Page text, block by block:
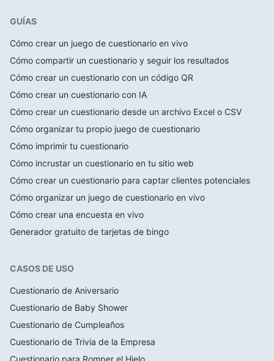
GUÍAS
Cómo crear un juego de cuestionario en vivo
Cómo compartir un cuestionario y seguir los resultados
Cómo crear un cuestionario con un código QR
Cómo crear un cuestionario con IA
Cómo crear un cuestionario desde un archivo Excel o CSV
Cómo organizar tu propio juego de cuestionario
Cómo imprimir tu cuestionario
Cómo incrustar un cuestionario en tu sitio web
Cómo crear un cuestionario para captar clientes potenciales
Cómo organizar un juego de cuestionario en vivo
Cómo crear una encuesta en vivo
Generador gratuito de tarjetas de bingo
CASOS DE USO
Cuestionario de Aniversario
Cuestionario de Baby Shower
Cuestionario de Cumpleaños
Cuestionario de Trivia de la Empresa
Cuestionario para Romper el Hielo